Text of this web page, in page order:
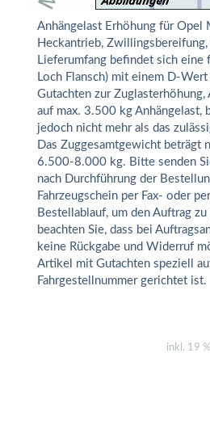
Anhängelast Erhöhung für Opel
Heckantrieb,
Lieferumfang befindet sich eine
Loch Flansch) mit einem D-
Gutachten zur Zuglasterhöhung,
auf max. 3.500 kg Anhängelast,
jedoch nicht mehr als das
Das Zuggesamtgewicht beträgt
6.500-8.000 kg. Bitte senden
nach Durchführung der
Fahrzeugschein per Fax- oder
Bestellablauf, um den Auftrag
beachten Sie, dass bei
keine Rückgabe und Widerruf
Artikel mit Gutachten speziell
Fahrgestellnummer gerichtet ist.
inkl. 19